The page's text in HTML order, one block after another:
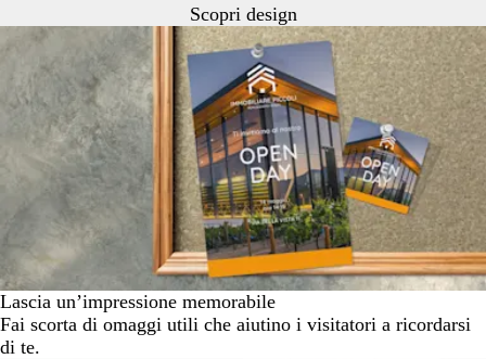
Scopri design
Lascia un’impressione memorabile
Fai scorta di omaggi utili che aiutino i visitatori a ricordarsi
di te.